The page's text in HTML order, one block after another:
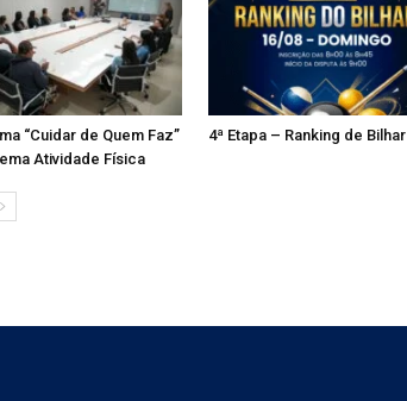
“Cuidar de Quem Faz”
Atividade Física
4ª Etapa – Ranking de Bilhar